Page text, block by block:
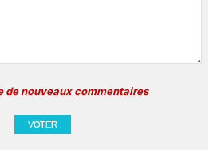
de nouveaux commentaires